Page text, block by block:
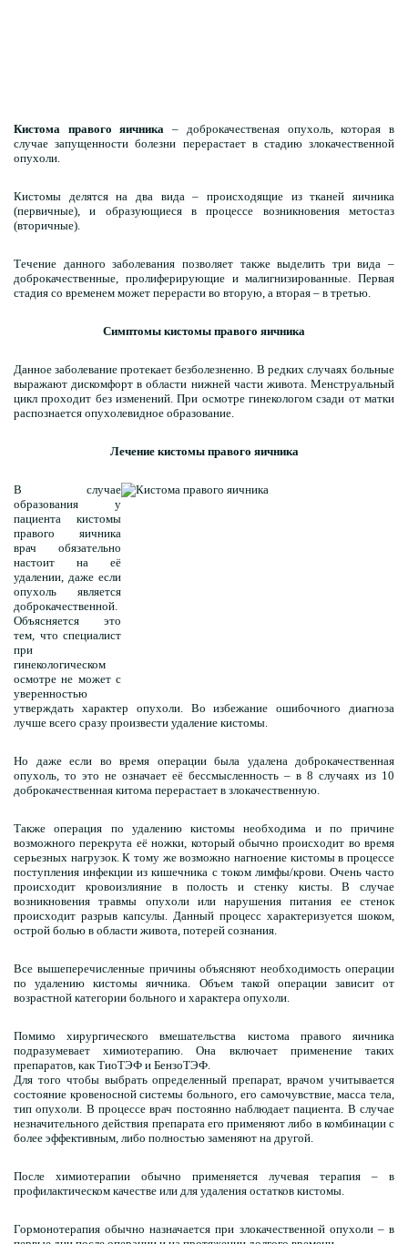
Кистома правого яичника – доброкачественая опухоль, которая в
случае запущенности болезни перерастает в стадию злокачественной
опухоли.
Кистомы делятся на два вида – происходящие из тканей яичника
(первичные), и образующиеся в процессе возникновения метостаз
(вторичные).
Течение данного заболевания позволяет также выделить три вида –
доброкачественные, пролиферирующие и малигнизированные. Первая
стадия со временем может перерасти во вторую, а вторая – в третью.
Симптомы кистомы правого яичника
Данное заболевание протекает безболезненно. В редких случаях больные
выражают дискомфорт в области нижней части живота. Менструальный
цикл проходит без изменений. При осмотре гинекологом сзади от матки
распознается опухолевидное образование.
Лечение кистомы правого яичника
В случае
образования у
пациента кистомы
правого яичника
врач обязательно
настоит на её
удалении, даже если
опухоль является
доброкачественной.
Объясняется это
тем, что специалист
при
гинекологическом
осмотре не может с
уверенностью
утверждать характер опухоли. Во избежание ошибочного диагноза
лучше всего сразу произвести удаление кистомы.
Но даже если во время операции была удалена доброкачественная
опухоль, то это не означает её бессмысленность – в 8 случаях из 10
доброкачественная китома перерастает в злокачественную.
Также операция по удалению кистомы необходима и по причине
возможного перекрута её ножки, который обычно происходит во время
серьезных нагрузок. К тому же возможно нагноение кистомы в процессе
поступления инфекции из кишечника с током лимфы/крови. Очень часто
происходит кровоизлияние в полость и стенку кисты. В случае
возникновения травмы опухоли или нарушения питания ее стенок
происходит разрыв капсулы. Данный процесс характеризуется шоком,
острой болью в области живота, потерей сознания.
Все вышеперечисленные причины объясняют необходимость операции
по удалению кистомы яичника. Объем такой операции зависит от
возрастной категории больного и характера опухоли.
Помимо хирургического вмешательства кистома правого яичника
подразумевает химиотерапию. Она включает применение таких
препаратов, как ТиоТЭФ и БензоТЭФ.
Для того чтобы выбрать определенный препарат, врачом учитывается
состояние кровеносной системы больного, его самочувствие, масса тела,
тип опухоли. В процессе врач постоянно наблюдает пациента. В случае
незначительного действия препарата его применяют либо в комбинации с
более эффективным, либо полностью заменяют на другой.
После химиотерапии обычно применяется лучевая терапия – в
профилактическом качестве или для удаления остатков кистомы.
Гормонотерапия обычно назначается при злокачественной опухоли – в